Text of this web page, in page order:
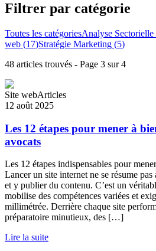
Filtrer par catégorie
Toutes les catégoriesAnalyse Sectorielle
web (17)Stratégie Marketing (5)
48 articles trouvés - Page 3 sur4
Site webArticles
12 août 2025
Les 12 étapes pour mener à
avocats
Les 12 étapes indispensables pour
Lancer un site internet ne se résume pas
et y publier du contenu. C’est un
mobilise des compétences variées et
millimétrée. Derrière chaque site
préparatoire minutieux, des […]
Lire la suite